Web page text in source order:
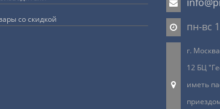
со скидкой
пн-вс
г.
12 БЦ
иметь